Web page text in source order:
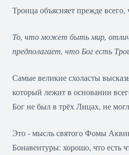
Троица объясняет прежде
То, что может быть мир,
предполагает, что Бог есть
Самые великие схоласты
который лежит в основании
Бог не был в трёх Лицах, не
Это - мысль святого Фомы
Бонавентуры: хорошо, что есть